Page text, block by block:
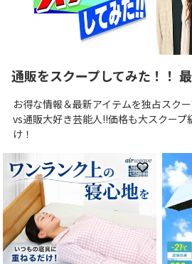
通販をスクープしてみた！！
お得な情報＆最新アイテムを独占スク
vs通販大好き芸能人!!価格も大スクープ
け！
お気に入